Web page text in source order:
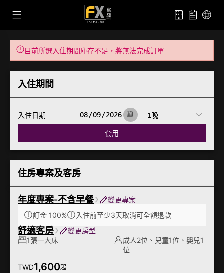
目前所選入住期間庫存不足，將無法完成訂單
入住期間
入住日期
套用
住房專案及客房
年度專案-不含早餐
變更專案
訂金 100%
入住前至少3天取消可全額退款
舒適客房
變更房型
1張一大床
成人2位、兒童1位、嬰兒1
位
TWD1,600起